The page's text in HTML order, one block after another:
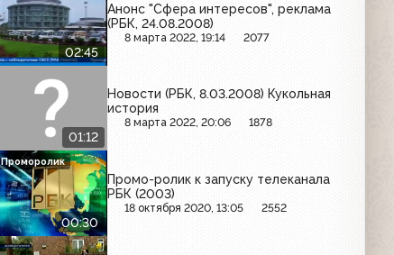
02:45
Анонс "Сфера интересов", реклама
(РБК, 24.08.2008)
8 марта 2022, 19:14 2077
01:12
Новости (РБК, 8.03.2008) Кукольная
история
8 марта 2022, 20:06 1878
00:30
Промо-ролик к запуску телеканала
РБК (2003)
18 октября 2020, 13:05 2552
Проморолик